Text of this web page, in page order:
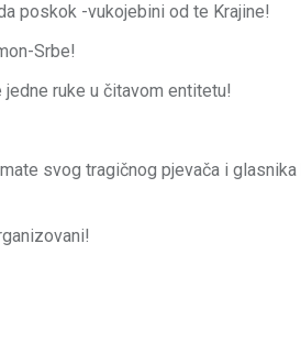
poskok -vukojebini od te Krajine!
Srbe!
jedne ruke u čitavom entitetu!
svog tragičnog pjevača i glasnika